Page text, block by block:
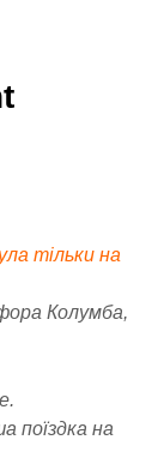
тільки на
Колумба,
поїздка на